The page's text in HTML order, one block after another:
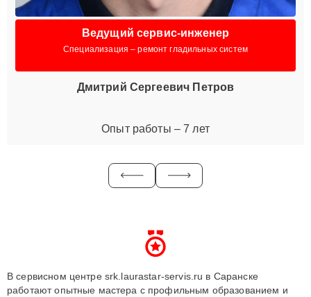
Ведущий сервис-инженер
Специализация – ремонт гладильных систем
Дмитрий Сергеевич Петров
Опыт работы – 7 лет
В сервисном центре srk.laurastar-servis.ru в Саранске
работают опытные мастера с профильным образованием и